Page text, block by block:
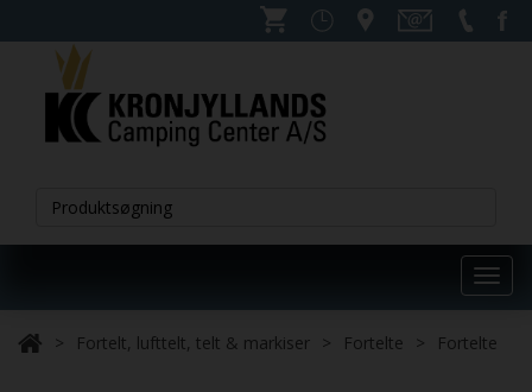
Fortelt, lufttelt, telt & markiser
Fortelte Fortelte